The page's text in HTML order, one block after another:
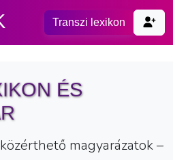
Transzi lexikon
ÉS
magyarázatok –